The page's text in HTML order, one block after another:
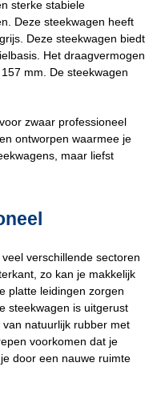
sterke stabiele
Deze steekwagen heeft
Deze steekwagen biedt
Het draagvermogen
mm. De steekwagen
zwaar professioneel
ontworpen waarmee je
maar liefst
verschillende sectoren
zo kan je makkelijk
platte leidingen zorgen
steekwagen is uitgerust
natuurlijk rubber met
voorkomen dat je
door een nauwe ruimte